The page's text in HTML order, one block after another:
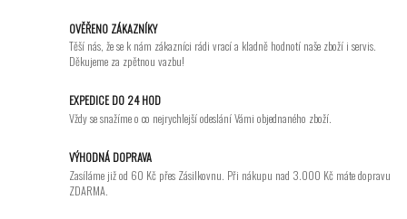
OVĚŘENO ZÁKAZNÍKY
Těší nás, že se k nám zákazníci rádi vrací a kladně hodnotí naše zboží i servis.
Děkujeme za zpětnou vazbu!
EXPEDICE DO 24 HOD
Vždy se snažíme o co nejrychlejší odeslání Vámi objednaného zboží.
VÝHODNÁ DOPRAVA
Zasíláme již od 60 Kč přes Zásilkovnu. Při nákupu nad 3.000 Kč máte dopravu
ZDARMA.